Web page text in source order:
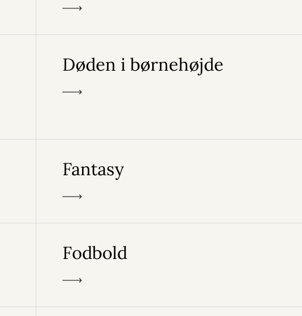
Døden i børnehøjde
Fantasy
Fodbold